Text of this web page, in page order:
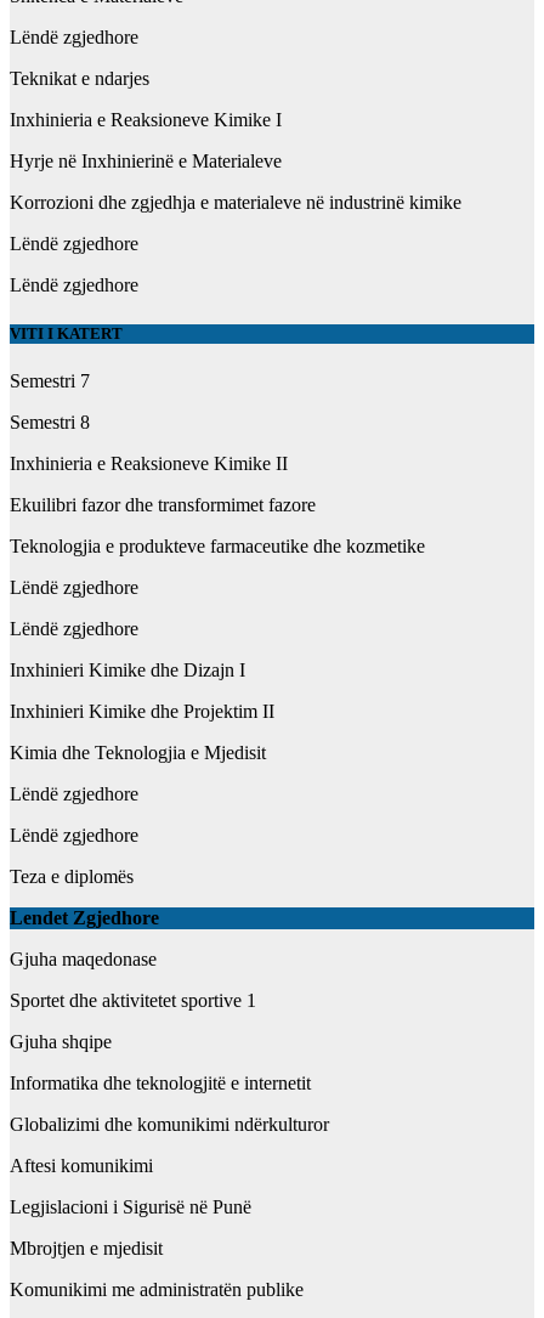
Lëndë zgjedhore
Teknikat e ndarjes
Inxhinieria e Reaksioneve Kimike I
Hyrje në Inxhinierinë e Materialeve
Korrozioni dhe zgjedhja e materialeve në industrinë kimike
Lëndë zgjedhore
Lëndë zgjedhore
VITI I KATERT
Semestri 7
Semestri 8
Inxhinieria e Reaksioneve Kimike II
Ekuilibri fazor dhe transformimet fazore
Teknologjia e produkteve farmaceutike dhe kozmetike
Lëndë zgjedhore
Lëndë zgjedhore
Inxhinieri Kimike dhe Dizajn I
Inxhinieri Kimike dhe Projektim II
Kimia dhe Teknologjia e Mjedisit
Lëndë zgjedhore
Lëndë zgjedhore
Teza e diplomës
Lendet Zgjedhore
Gjuha maqedonase
Sportet dhe aktivitetet sportive 1
Gjuha shqipe
Informatika dhe teknologjitë e internetit
Globalizimi dhe komunikimi ndërkulturor
Aftesi komunikimi
Legjislacioni i Sigurisë në Punë
Mbrojtjen e mjedisit
Komunikimi me administratën publike